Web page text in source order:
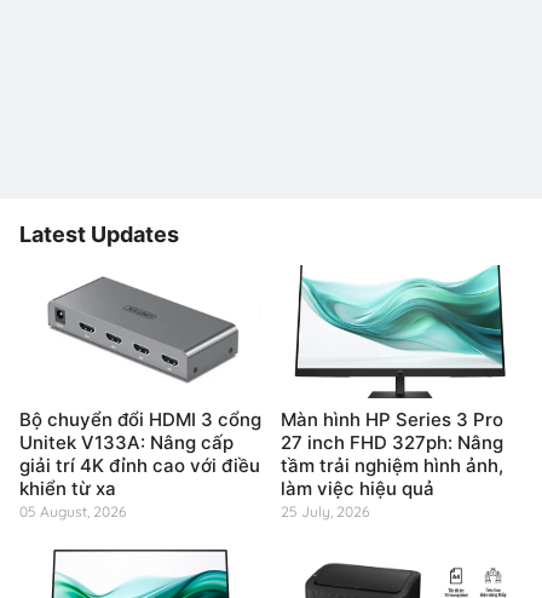
Latest Updates
Bộ chuyển đổi HDMI 3 cổng
Unitek V133A: Nâng cấp
giải trí 4K đỉnh cao với điều
khiển từ xa
05 August, 2026
Màn hình HP Series 3 Pro
27 inch FHD 327ph: Nâng
tầm trải nghiệm hình ảnh,
làm việc hiệu quả
25 July, 2026